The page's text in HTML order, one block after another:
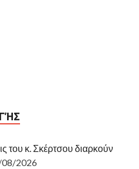
του κ. Σκέρτσου διαρκούν
2026